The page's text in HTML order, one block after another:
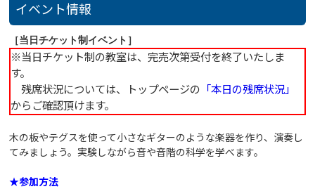
イベント情報
［当日チケット制イベント］
※当日チケット制の教室は、完売次第受付を終了いたしま
す。
残席状況については、トップページの 「本日の残席状況」
からご確認頂けます。
木の板やテグスを使って小さなギターのような楽器を作り、演奏し
てみましょう。実験しながら音や音階の科学を学べます。
★参加方法